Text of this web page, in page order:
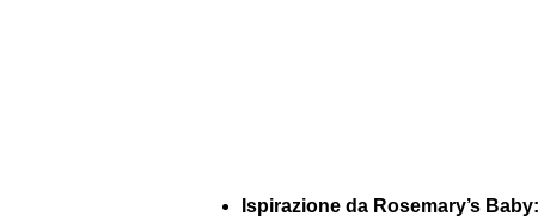
Ispirazione da Rosemary’s Baby: